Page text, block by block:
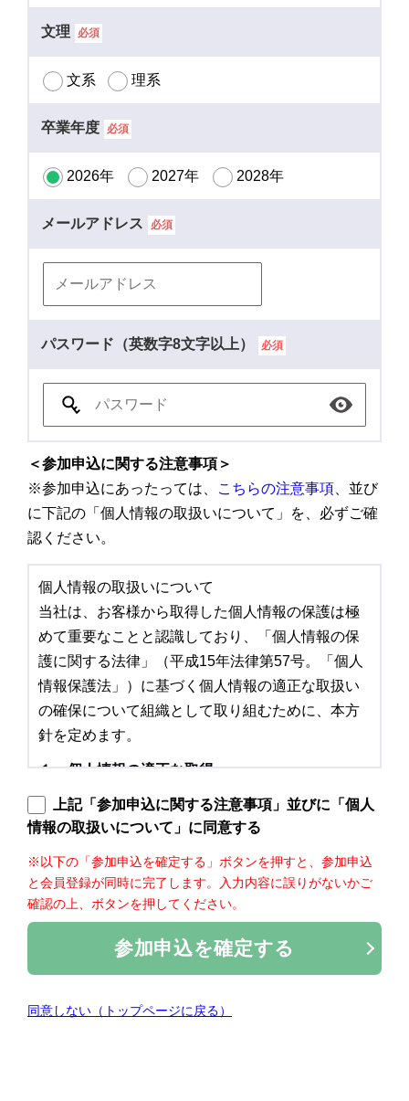
文理 必須
文系 理系
卒業年度 必須
2026年 2027年 2028年
メールアドレス 必須
パスワード（英数字8文字以上） 必須
＜参加申込に関する注意事項＞
※参加申込にあったっては、
こちらの注意事項 、並び
に下記の「個人情報の取扱いについて」を、必ずご確
認ください。
個人情報の取扱いについて
当社は、お客様から取得した個人情報の保護は極
めて重要なことと認識しており、「個人情報の保
護に関する法律」（平成15年法律第57号。「個人
情報保護法」）に基づく個人情報の適正な取扱い
の確保について組織として取り組むために、本方
針を定めます。
１．個人情報の適正な取得
当社は、個人情報を取得する際には、利用目的を
公表または通知し（本方針による公表を含みま
面（電磁的記録を含みます）に記載された個人情
報を取得する場合にはあらかじめ利用目的を明示
し、適法かつ公正な手段によって取得いたしま
当社は、当社または当社のグループ会社における
上記「参加申込に関する注意事項」並びに「個人
情報の取扱いについて」に同意する
※以下の「参加申込を確定する」ボタンを押すと、参加申込
と会員登録が同時に完了します。入力内容に誤りがないかご
確認の上、ボタンを押してください。
参加申込を確定する
同意しない（トップページに戻る）